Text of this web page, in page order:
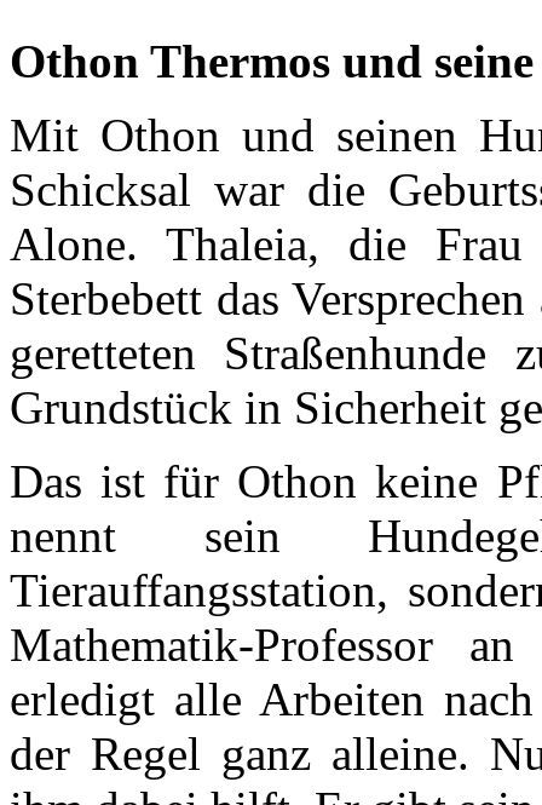
Othon Thermos und
Mit Othon und seinen
Schicksal war die
Alone. Thaleia, die
Sterbebett das
geretteten
Grundstück in Sicherheit
Das ist für Othon keine
nennt sein
Tierauffangsstation,
Mathematik-Professor
erledigt alle Arbeiten
der Regel ganz alleine.